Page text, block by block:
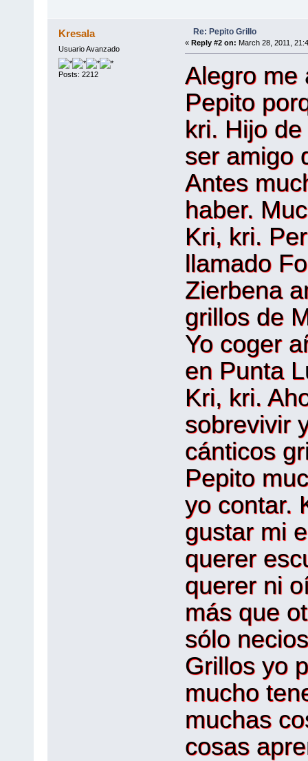
Kresala
Usuario Avanzado
Posts: 2212
Re: Pepito Grillo
« Reply #2 on: March 28, 2011,
Alegro me
Pepito
kri. Hijo
ser amigo
Antes
haber.
Kri, kri.
llamado
Zierbena
grillos de
Yo coger
en Punta
Kri, kri.
sobrevivir
cánticos
Pepito
yo contar.
gustar mi
querer
querer ni
más que
sólo
Grillos yo
mucho
muchas
cosas